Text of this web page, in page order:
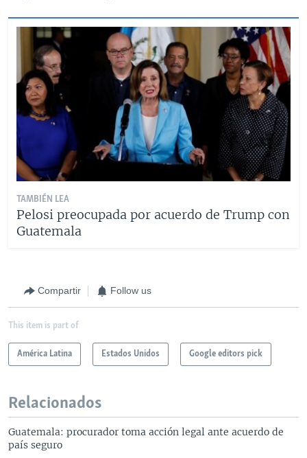
TAMBIÉN LEA
Pelosi preocupada por acuerdo de Trump con
Guatemala
Compartir Follow us
This item is part of
América Latina Estados Unidos Google editors pick
Relacionados
Guatemala: procurador toma acción legal ante acuerdo de
país seguro